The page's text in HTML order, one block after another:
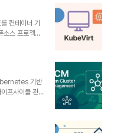
에서 관리
의된 상태
을 제거하고,
GitOpsGit을
동 동기화Pull
컨테이너 기
소스 프로젝트
에서 통합 관
KubeVirt는
도록 해주는
티스 생태계에
너로 전환이
께 운영할 수
기반
프사이클 관
록 지원하는 오
환경에 적합